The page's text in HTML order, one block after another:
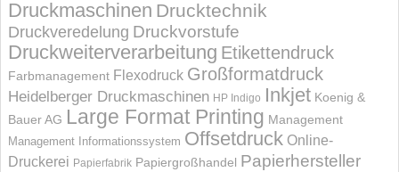
Druckmaschinen Drucktechnik
Druckveredelung Druckvorstufe
Druckweiterverarbeitung Etikettendruck
Farbmanagement Flexodruck Großformatdruck
Heidelberger Druckmaschinen HP Indigo Inkjet Koenig &
Bauer AG Large Format Printing Management
Management Informations­system Offsetdruck Online-
Druckerei Papierfabrik Papiergroßhandel Papierhersteller